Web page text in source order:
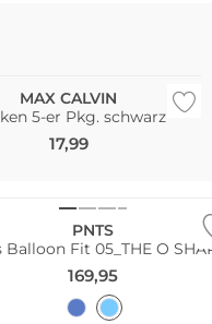
MAX CALVIN
5-er Pkg. schwarz
17,99
PNTS
Balloon Fit 05_THE O
169,95